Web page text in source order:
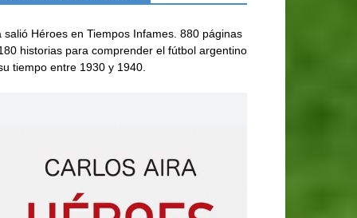
salió Héroes en Tiempos Infames. 880 páginas
historias para comprender el fútbol argentino
tiempo entre 1930 y 1940.